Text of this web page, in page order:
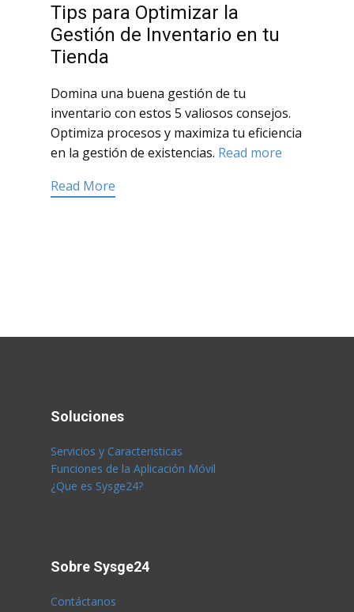
Tips para Optimizar la
Gestión de Inventario en tu
Tienda
Domina una buena gestión de tu
inventario con estos 5 valiosos consejos.
Optimiza procesos y maximiza tu eficiencia
en la gestión de existencias. Read more
Read More
Soluciones
Servicios y Caracteristicas
Funciones de la Aplicación Móvil
¿Que es Sysge24?
Sobre Sysge24
Contáctanos